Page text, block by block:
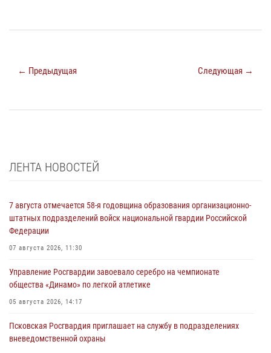
← Предыдущая Следующая →
ЛЕНТА НОВОСТЕЙ
7 августа отмечается 58-я годовщина образования организационно-
штатных подразделений войск национальной гвардии Российской
Федерации
07 августа 2026, 11:30
Управление Росгвардии завоевало серебро на чемпионате
общества «Динамо» по легкой атлетике
05 августа 2026, 14:17
Псковская Росгвардия приглашает на службу в подразделениях
вневедомственной охраны